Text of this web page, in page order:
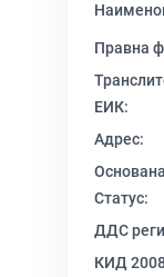
Правна
ЕИК:
Адрес:
Статус:
ДДС
КИД